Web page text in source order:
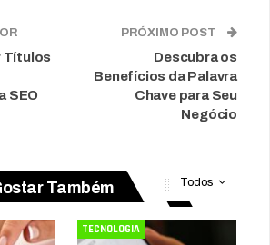
Títulos
SEO
PRÓXIMO POST
Descubra os
Benefícios da Palavra
Chave para Seu
Negócio
Todos
Também
TECNOLOGIA